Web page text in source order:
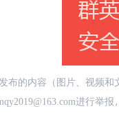
布的内容（图片、视频
进行举